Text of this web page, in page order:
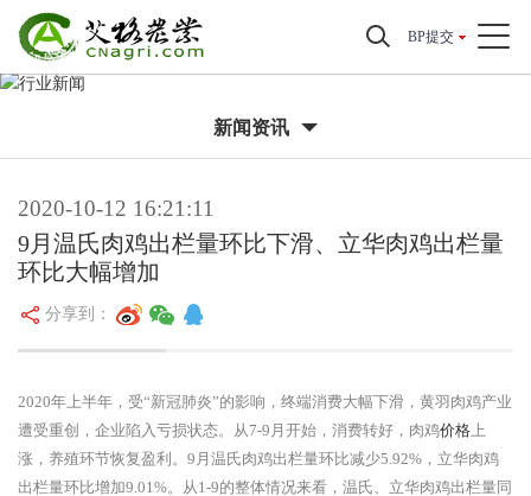
BP提交
新闻资讯
2020-10-12 16:21:11
9月温氏肉鸡出栏量环比下滑、立华肉鸡出栏量
环比大幅增加
分享到：
2020年上半年，受“新冠肺炎”的影响，终端消费大幅下滑，黄羽肉鸡产业
遭受重创，企业陷入亏损状态。从7-9月开始，消费转好，肉鸡价格上
涨，养殖环节恢复盈利。9月温氏肉鸡出栏量环比减少5.92%，立华肉鸡
出栏量环比增加9.01%。从1-9的整体情况来看，温氏、立华肉鸡出栏量同